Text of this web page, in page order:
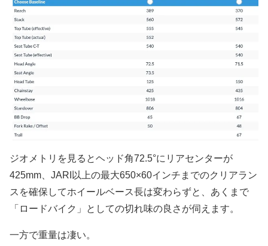
ジオメトリを見るとヘッド角72.5°にリアセンターが
425mm、JARI以上の最大650×60インチまでのクリアラン
スを確保してホイールベース長は変わらずと、あくまで
「ロードバイク」としての切れ味の良さが伺えます。
一方で重量は凄い。